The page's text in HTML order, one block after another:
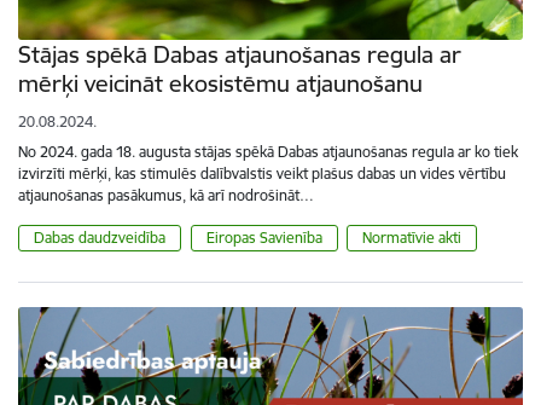
Stājas spēkā Dabas atjaunošanas regula ar
mērķi veicināt ekosistēmu atjaunošanu
20.08.2024.
No 2024. gada 18. augusta stājas spēkā Dabas atjaunošanas regula ar ko tiek
izvirzīti mērķi, kas stimulēs dalībvalstis veikt plašus dabas un vides vērtību
atjaunošanas pasākumus, kā arī nodrošināt…
Dabas daudzveidība Eiropas Savienība Normatīvie akti